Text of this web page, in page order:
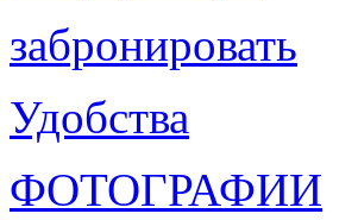
забронировать
Удобства
ФОТОГРАФИИ